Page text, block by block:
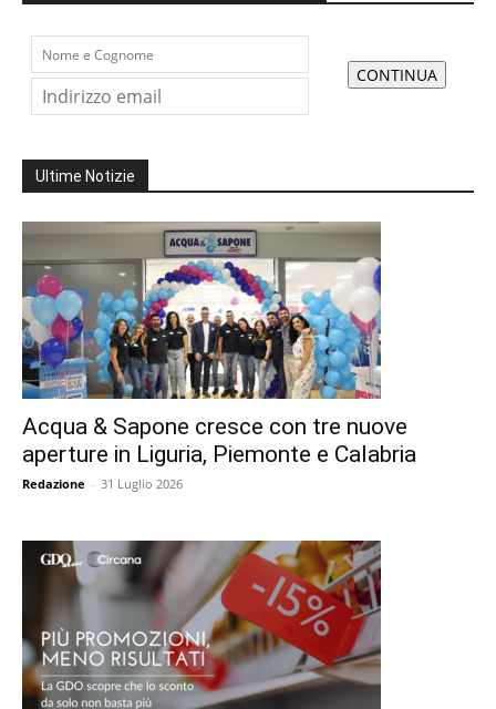
Ultime Notizie
Acqua & Sapone cresce con tre nuove
aperture in Liguria, Piemonte e Calabria
Redazione - 31 Luglio 2026